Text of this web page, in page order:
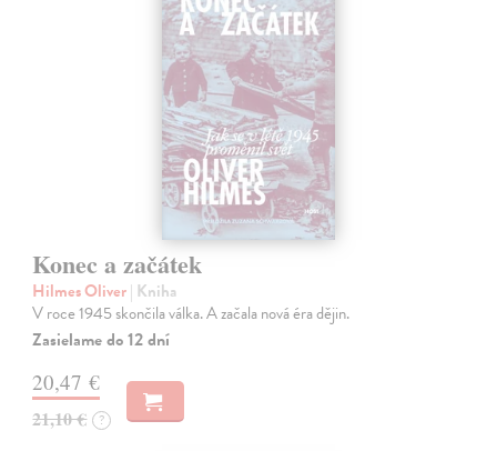
Konec a začátek
Hilmes Oliver| Kniha
V roce 1945 skončila válka. A začala nová éra dějin.
Zasielame do 12 dní
20,47 €
21,10 € ?